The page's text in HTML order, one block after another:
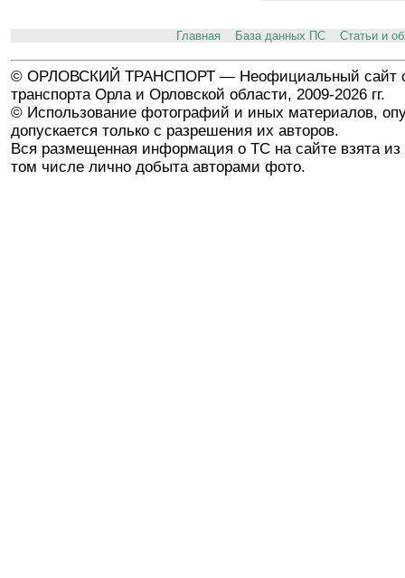
Главная База данных ПС Статьи и
© ОРЛОВСКИЙ ТРАНСПОРТ — Неофициальный сайт
транспорта Орла и Орловской области, 2009-2026 гг.
© Использование фотографий и иных материалов,
допускается только с разрешения их авторов.
Вся размещенная информация о ТС на сайте взята из
том числе лично добыта авторами фото.